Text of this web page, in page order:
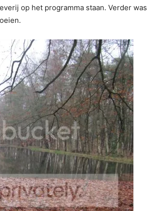
op het programma staan. Verder was